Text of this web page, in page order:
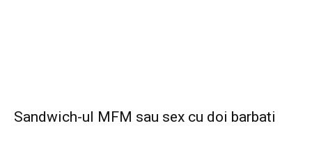
Sandwich-ul MFM sau sex cu doi barbati